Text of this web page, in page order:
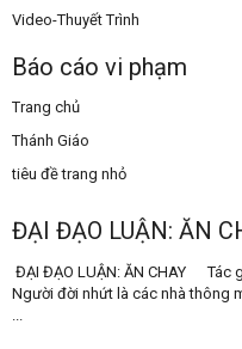
Video-Thuyết Trình
Báo cáo vi phạm
Trang chủ
Thánh Giáo
tiêu đề trang nhỏ
ĐẠI ĐẠO LUẬN: ĂN
ĐẠI ĐẠO LUẬN: ĂN CHAY Tác
Người đời nhứt là các nhà thông
...